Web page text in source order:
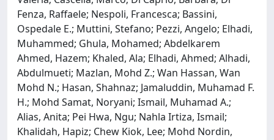
Fenza, Raffaele; Nespoli, Francesca; Bassini,
Ospedale E.; Muttini, Stefano; Pezzi, Angelo; Elhadi,
Muhammed; Ghula, Mohamed; Abdelkarem
Ahmed, Hazem; Khaled, Ala; Elhadi, Ahmed; Alhadi,
Abdulmueti; Mazlan, Mohd Z.; Wan Hassan, Wan
Mohd N.; Hasan, Shahnaz; Jamaluddin, Muhamad F.
H.; Mohd Samat, Noryani; Ismail, Muhamad A.;
Alias, Anita; Pei Hwa, Ngu; Nahla Irtiza, Ismail;
Khalidah, Hapiz; Chew Kiok, Lee; Mohd Nordin,